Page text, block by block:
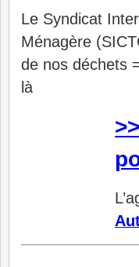
Le Syndicat
Ménagère
de nos déchets
là